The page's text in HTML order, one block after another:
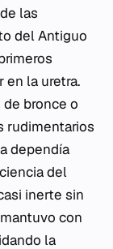
las
del Antiguo
en la uretra.
bronce o
rudimentarios
dependía
del
inerte sin
con
la